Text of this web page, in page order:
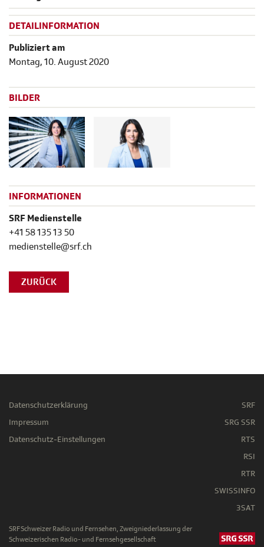
DETAILINFORMATION
Publiziert am
Montag, 10. August 2020
BILDER
INFORMATIONEN
SRF Medienstelle
+41 58 135 13 50
medienstelle@srf.ch
ZURÜCK
Datenschutzerklärung
Impressum
Datenschutz-Einstellungen
SRF
SRG SSR
RTS
RSI
RTR
SWISSINFO
3SAT
SRF Schweizer Radio und Fernsehen, Zweigniederlassung der
Schweizerischen Radio- und Fernsehgesellschaft